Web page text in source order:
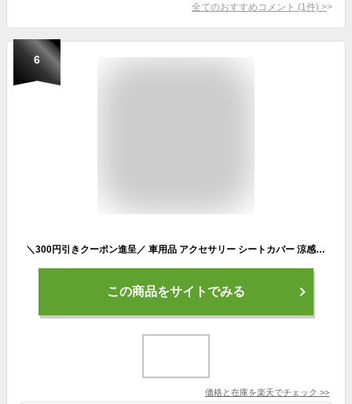
全てのおすすめコメント (1 件) >
6
＼300円引きクーポン進呈／ 車用品 アクセサリー シートカバー 涼感ドライブシート2枚a25616 セット 接触冷感 メッシュ サラサラ 快適 ポケット付き カバー 汚れ防止
この商品をサイトでみる
価格と在庫を楽天でチェック >>